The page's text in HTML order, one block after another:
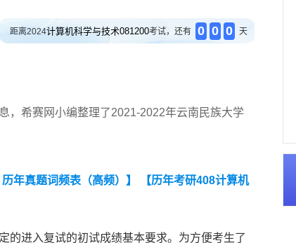
距离2024计算机科学与技术081200考试，还有 0 0 0 天
，希赛网小编整理了2021-2022年云南民族大学
年真题词频表（高频）】
【历年考研408计算机
的进入复试的初试成绩基本要求。为方便考生了